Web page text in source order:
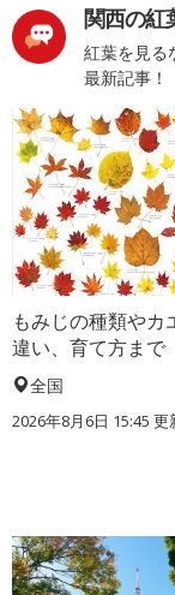
関西の紅
紅葉を見る
最新記事！
もみじの種類やカ
違い、育て方まで
全国
2026年8月6日 15:45 更